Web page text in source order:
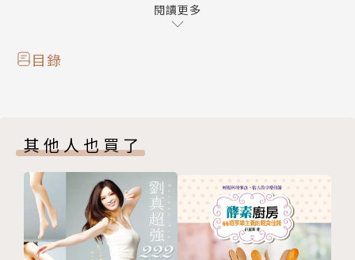
食物愈精緻面對空蕩蕩的小公寓愈孤單？
插畫家Soupy Tang的插畫
便利商店
罐頭
貓
閱讀更多
目錄
其他人也買了